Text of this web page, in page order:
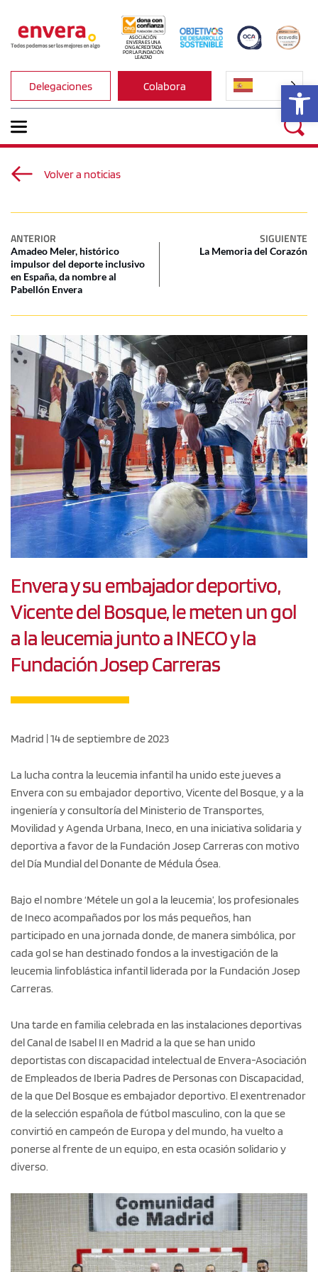
ASOCIACIÓN
ENVERA ES UNA
ONG ACREDITADA
POR LA FUNDACIÓN
LEALTAD
Delegaciones Colabora
Volver a noticias
ANTERIOR SIGUIENTE
Amadeo Meler, histórico
impulsor del deporte inclusivo
en España, da nombre al
Pabellón Envera
La Memoria del Corazón
Envera y su embajador deportivo,
Vicente del Bosque, le meten un gol
a la leucemia junto a INECO y la
Fundación Josep Carreras
Madrid | 14 de septiembre de 2023
La lucha contra la leucemia infantil ha unido este jueves a
Envera con su embajador deportivo, Vicente del Bosque, y a la
ingeniería y consultoría del Ministerio de Transportes,
Movilidad y Agenda Urbana, Ineco, en una iniciativa solidaria y
deportiva a favor de la Fundación Josep Carreras con motivo
del Día Mundial del Donante de Médula Ósea.
Bajo el nombre ‘Métele un gol a la leucemia’, los profesionales
de Ineco acompañados por los más pequeños, han
participado en una jornada donde, de manera simbólica, por
cada gol se han destinado fondos a la investigación de la
leucemia linfoblástica infantil liderada por la Fundación Josep
Carreras.
Una tarde en familia celebrada en las instalaciones deportivas
del Canal de Isabel II en Madrid a la que se han unido
deportistas con discapacidad intelectual de Envera-Asociación
de Empleados de Iberia Padres de Personas con Discapacidad,
de la que Del Bosque es embajador deportivo. El exentrenador
de la selección española de fútbol masculino, con la que se
convirtió en campeón de Europa y del mundo, ha vuelto a
ponerse al frente de un equipo, en esta ocasión solidario y
diverso.